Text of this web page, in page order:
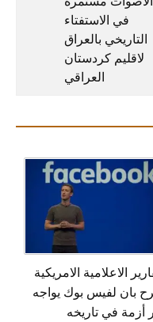
في الاستفتاء
التاريخي بالعراق
لاقليم كردستان
العراقي
الاعلامية الامريكية
بان لفيس بوك يواجه
أزمة في تاريخه